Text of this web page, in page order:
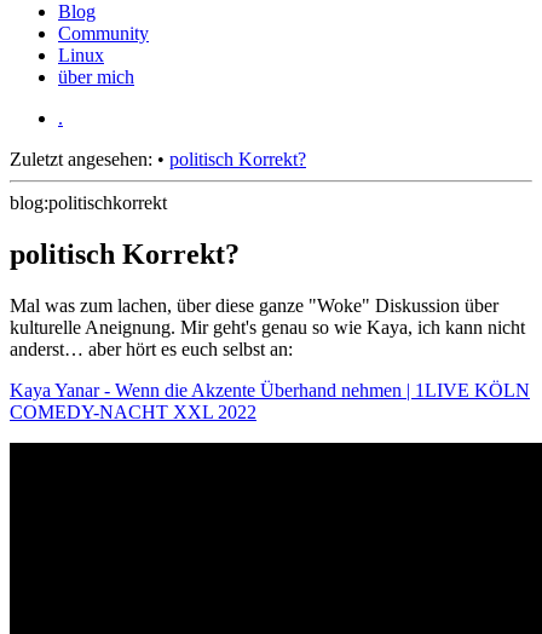
Blog
Community
Linux
über mich
.
Zuletzt angesehen: • politisch Korrekt?
blog:politischkorrekt
politisch Korrekt?
Mal was zum lachen, über diese ganze "Woke" Diskussion über
kulturelle Aneignung. Mir geht's genau so wie Kaya, ich kann nicht
anderst… aber hört es euch selbst an:
Kaya Yanar - Wenn die Akzente Überhand nehmen | 1LIVE KÖLN
COMEDY-NACHT XXL 2022